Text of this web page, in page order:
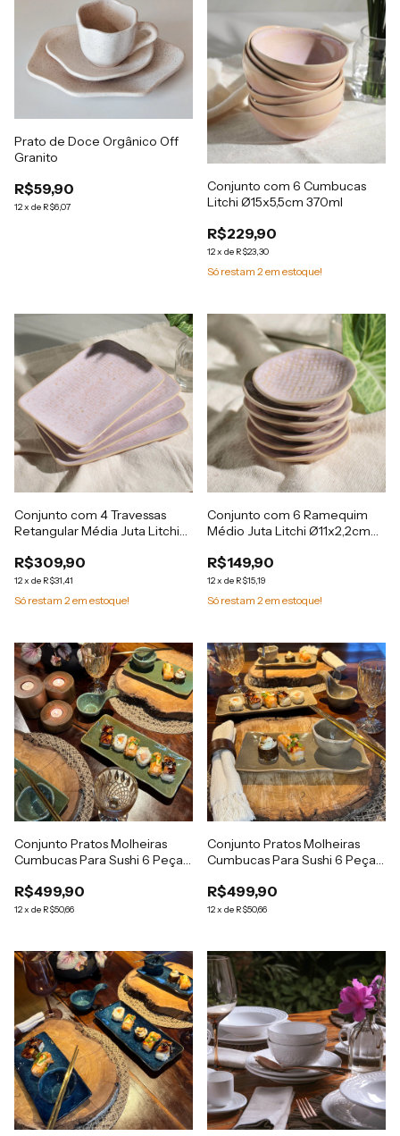
Prato de Doce Orgânico Off
Granito
R$59,90
12x de R$6,07
Conjunto com 6 Cumbucas
Litchi Ø15x5,5cm 370ml
R$229,90
12x de R$23,30
Só restam 2 em estoque!
Conjunto com 4 Travessas
Retangular Média Juta Litchi
R$309,90
12x de R$31,41
Só restam 2 em estoque!
Conjunto com 6 Ramequim
Médio Juta Litchi Ø11x2,2cm
R$149,90
12x de R$15,19
Só restam 2 em estoque!
Conjunto Pratos Molheiras
Cumbucas Para Sushi 6 Peças
R$499,90
12x de R$50,66
Conjunto Pratos Molheiras
Cumbucas Para Sushi 6 Peças
R$499,90
12x de R$50,66